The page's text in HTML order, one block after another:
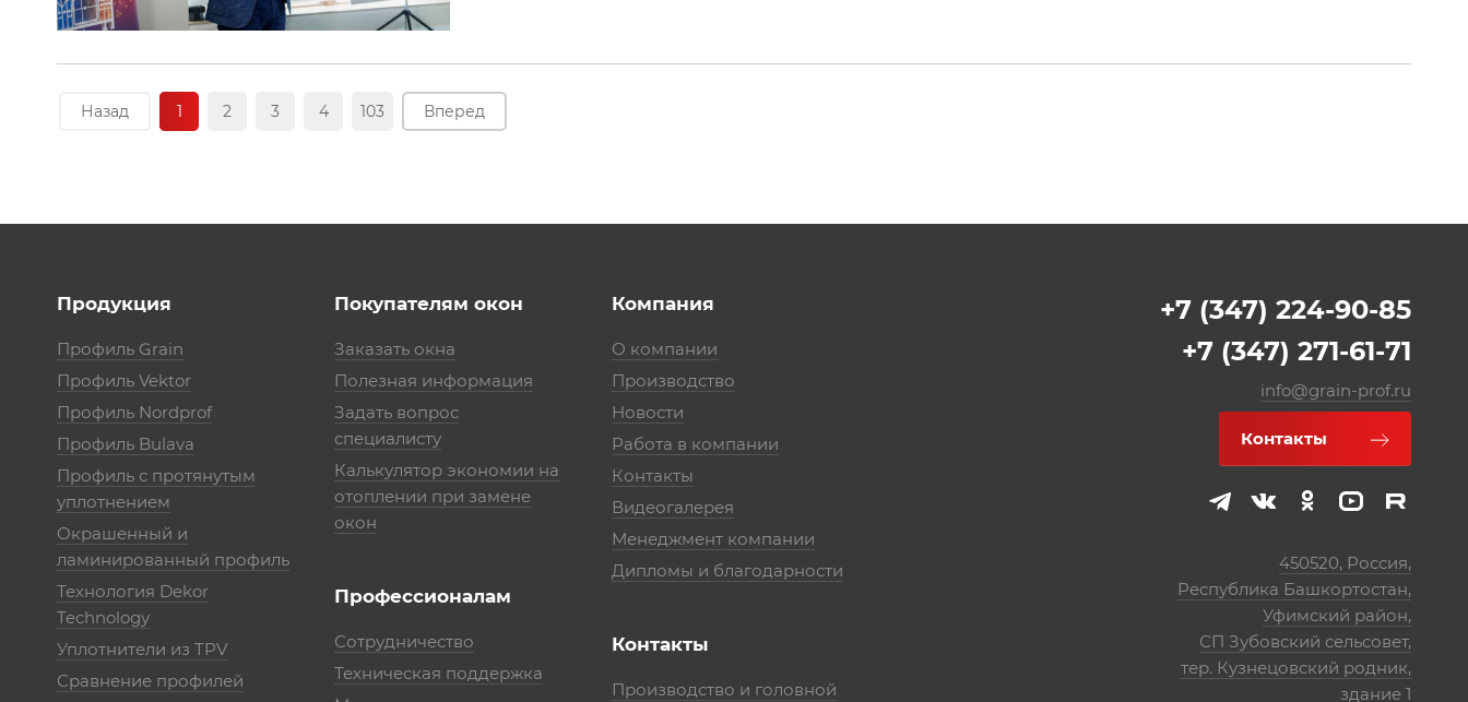
Назад 1 2 3 4 103 Вперед
Продукция
Профиль Grain
Профиль Vektor
Профиль Nordprof
Профиль Bulava
Профиль с протянутым
уплотнением
Окрашенный и
ламинированный профиль
Технология Dekor
Technology
Уплотнители из TPV
Сравнение профилей
Покупателям окон
Заказать окна
Полезная информация
Задать вопрос
специалисту
Калькулятор экономии на
отоплении при замене
окон
Профессионалам
Сотрудничество
Техническая поддержка
Компания
О компании
Производство
Новости
Работа в компании
Контакты
Видеогалерея
Менеджмент компании
Дипломы и благодарности
Контакты
Производство и головной
+7 (347) 224-90-85
+7 (347) 271-61-71
info@grain-prof.ru
Контакты
450520, Россия,
Республика Башкортостан,
Уфимский район,
СП Зубовский сельсовет,
тер. Кузнецовский родник,
здание 1